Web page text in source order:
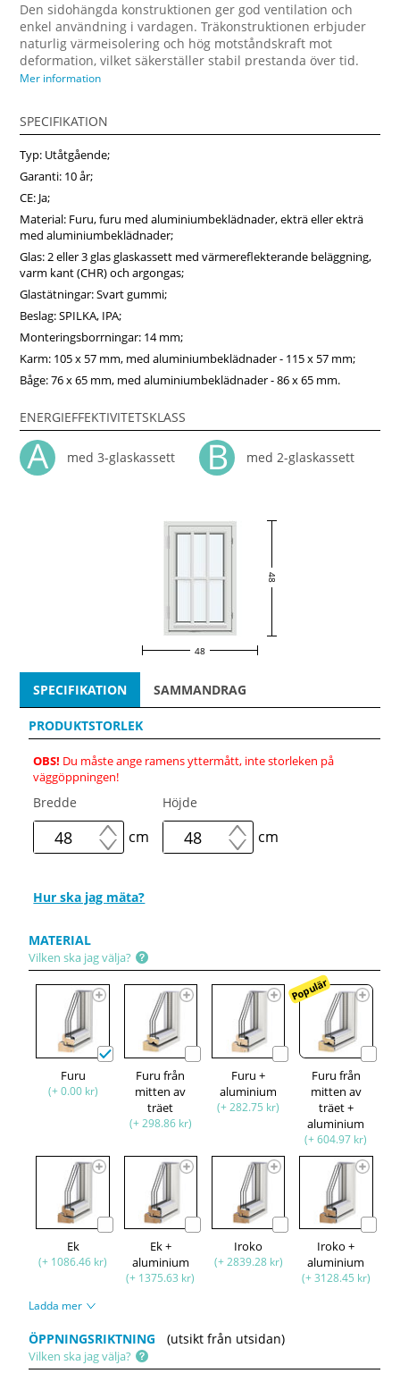
Den sidohängda konstruktionen ger god ventilation och
enkel användning i vardagen. Träkonstruktionen erbjuder
naturlig värmeisolering och hög motståndskraft mot
deformation, vilket säkerställer stabil prestanda över tid.
Fönstret kan anpassas med öppningsbegränsare för säker
energieffektivt sidohängt fönster som kombinerar klassisk
design med moderna tekniska lösningar. Anpassa och
beställ enkelt hos fonsterpro.se.
Mer information
SPECIFIKATION
Typ: Utåtgående;
Garanti: 10 år;
CE: Ja;
Material: Furu, furu med aluminiumbeklädnader, ekträ eller ekträ
med aluminiumbeklädnader;
Glas: 2 eller 3 glas glaskassett med värmereflekterande beläggning,
varm kant (CHR) och argongas;
Glastätningar: Svart gummi;
Beslag: SPILKA, IPA;
Monteringsborrningar: 14 mm;
Karm: 105 x 57 mm, med aluminiumbeklädnader - 115 x 57 mm;
Båge: 76 x 65 mm, med aluminiumbeklädnader - 86 x 65 mm.
ENERGIEFFEKTIVITETSKLASS
med 3-glaskassett med 2-glaskassett
48
48
SPECIFIKATION SAMMANDRAG
PRODUKTSTORLEK
OBS! Du måste ange ramens yttermått, inte storleken på
väggöppningen!
Bredde
cm
Höjde
cm
Hur ska jag mäta?
MATERIAL
Vilken ska jag välja?
Furu
(+ 0.00 kr)
Furu från
mitten av
träet
(+ 298.86 kr)
Furu +
aluminium
(+ 282.75 kr)
Populär
Furu från
mitten av
träet +
aluminium
(+ 604.97 kr)
Ek
(+ 1086.46 kr)
Ek +
aluminium
(+ 1375.63 kr)
Iroko
(+ 2839.28 kr)
Iroko +
aluminium
(+ 3128.45 kr)
Ladda mer
ÖPPNINGSRIKTNING (utsikt från utsidan)
Vilken ska jag välja?